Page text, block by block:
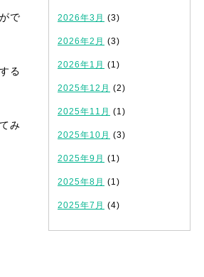
で
る
み
2026年3月 (3)
2026年2月 (3)
2026年1月 (1)
2025年12月 (2)
2025年11月 (1)
2025年10月 (3)
2025年9月 (1)
2025年8月 (1)
2025年7月 (4)